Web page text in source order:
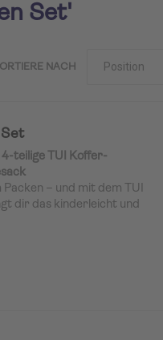
Set'
NACH
teilige TUI Koffer-
– und mit dem TUI
dir das kinderleicht und